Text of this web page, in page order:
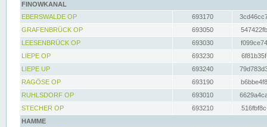
FINOWKANAL
EBERSWALDE OP
693170
GRAFENBRÜCK OP
693050
LEESENBRÜCK OP
693030
LIEPE OP
693230
LIEPE UP
693240
RAGÖSE OP
693190
RUHLSDORF OP
693010
STECHER OP
693210
HAMME